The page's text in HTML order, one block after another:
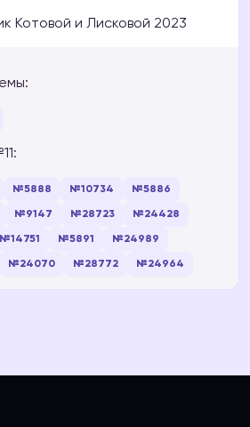
Котовой и Лисковой 2023
№5888 №10734 №5886
№9147 №28723 №24428
№14751 №5891 №24989
№24070 №28772 №24964